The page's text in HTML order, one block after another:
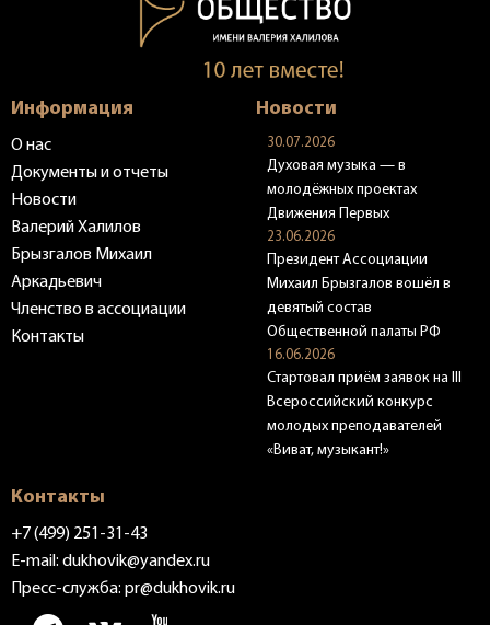
Информация
О нас
Документы и отчеты
Новости
Валерий Халилов
Брызгалов Михаил
Аркадьевич
Членство в ассоциации
Контакты
Новости
30.07.2026
Духовая музыка — в
молодёжных проектах
Движения Первых
23.06.2026
Президент Ассоциации
Михаил Брызгалов вошёл в
девятый состав
Общественной палаты РФ
16.06.2026
Стартовал приём заявок на III
Всероссийский конкурс
молодых преподавателей
«Виват, музыкант!»
Контакты
+7 (499) 251-31-43
E-mail: dukhovik@yandex.ru
Пресс-служба: pr@dukhovik.ru